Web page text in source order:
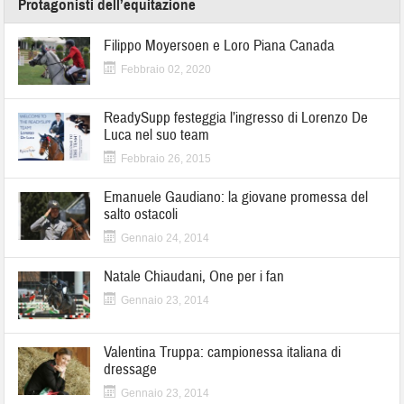
Protagonisti dell’equitazione
Filippo Moyersoen e Loro Piana Canada
Febbraio 02, 2020
ReadySupp festeggia l’ingresso di Lorenzo De
Luca nel suo team
Febbraio 26, 2015
Emanuele Gaudiano: la giovane promessa del
salto ostacoli
Gennaio 24, 2014
Natale Chiaudani, One per i fan
Gennaio 23, 2014
Valentina Truppa: campionessa italiana di
dressage
Gennaio 23, 2014